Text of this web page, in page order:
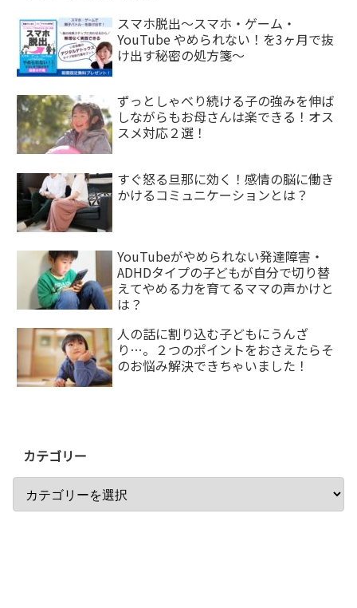
スマホ脱出〜スマホ・ゲーム・
YouTube やめられない！を3ヶ月で抜
け出す秘密の処方箋〜
ずっとしゃべり続ける子の強みを伸ば
しながらもお母さんは楽できる！オス
スメ対応２選！
すぐ怒る旦那に効く！感情の脳に働き
かけるコミュニケーションとは？
YouTubeがやめられない発達障害・
ADHDタイプの子どもが自分で切り替
えてやめる力を育てるママの声かけと
は？
人の話に割り込む子どもにうんざ
り…。２つのポイントをおさえたらそ
のお悩み解決できちゃいました！
カテゴリー